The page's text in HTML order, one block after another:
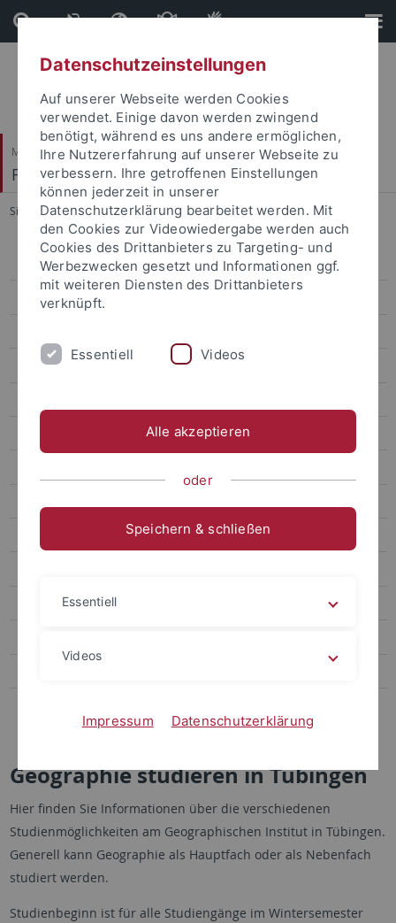
Direkt
zum
Inhalt
Direkt
zur
Fußleiste
Mathematisch-Naturwissenschaftliche Fakultät
Fachbereich Geowissenschaften
Sie sind hier: Startseite ... Geographie
Geographie
Bachelor of Science
Bachelor of Education / Master of Education (Lehramt)
Master Physische Geographie
Applied & Environmental Geoscience
Geographie studieren in Tübingen
Hier finden Sie Informationen über die verschiedenen
Studienmöglichkeiten am Geographischen Institut in Tübingen.
Generell kann Geographie als Hauptfach oder als Nebenfach
studiert werden.
Studienbeginn ist für alle Studiengänge im Wintersemester
Datenschutzeinstellungen
Auf unserer Webseite werden Cookies
verwendet. Einige davon werden zwingend
benötigt, während es uns andere ermöglichen,
Ihre Nutzererfahrung auf unserer Webseite zu
verbessern. Ihre getroffenen Einstellungen
können jederzeit in unserer
Datenschutzerklärung bearbeitet werden. Mit
den Cookies zur Videowiedergabe werden auch
Cookies des Drittanbieters zu Targeting- und
Werbezwecken gesetzt und Informationen ggf.
mit weiteren Diensten des Drittanbieters
verknüpft.
Essentiell Videos
Alle akzeptieren
oder
Speichern & schließen
Essentiell
Videos
Impressum Datenschutzerklärung